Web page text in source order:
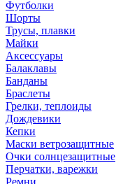
Футболки
Шорты
Трусы, плавки
Майки
Аксессуары
Балаклавы
Банданы
Браслеты
Грелки, теплоиды
Дождевики
Кепки
Маски ветрозащитные
Очки солнцезащитные
Перчатки, варежки
Ремни